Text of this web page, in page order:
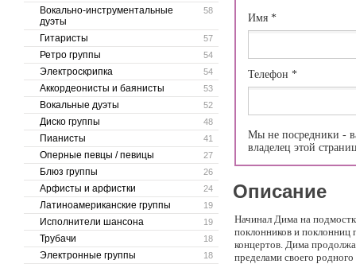
58
Вокально-инструментальные
дуэты
57
Гитаристы
54
Ретро группы
54
Электроскрипка
53
Аккордеонисты и баянисты
52
Вокальные дуэты
48
Диско группы
41
Пианисты
27
Оперные певцы / певицы
26
Блюз группы
24
Арфисты и арфистки
19
Латиноамериканские группы
19
Исполнители шансона
18
Трубачи
18
Электронные группы
Имя *
Телефон *
Мы не посредники -
владелец этой
Описание
Начинал Дима на
поклонников и поклонниц
концертов. Дима
пределами своего родного